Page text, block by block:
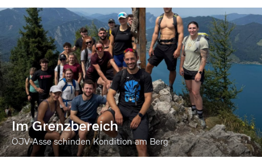
Im Grenzbereich
ÖJV-Asse schinden Kondition am Berg